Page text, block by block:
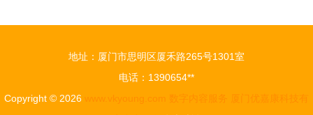
地址：厦门市思明区厦禾路265号1301室
电话：1390654**
Copyright © 2026 www.vkyoung.com 数字内容服务
厦门优嘉康科技有